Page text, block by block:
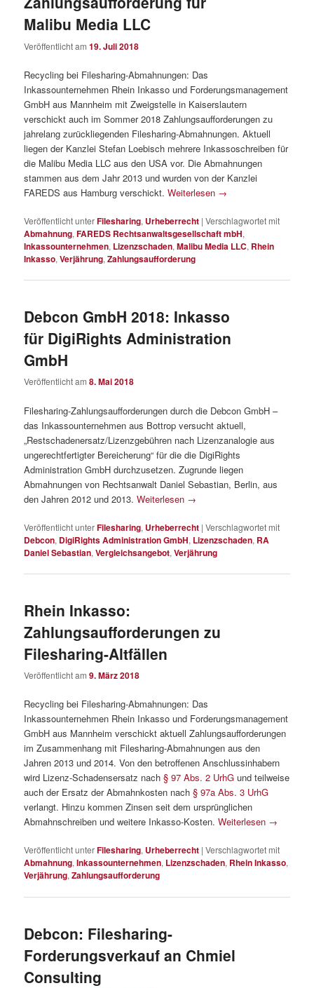
Malibu Media LLC
Veröffentlicht am19. Juli 2018
Recycling bei Filesharing-Abmahnungen: Das
Inkassounternehmen Rhein Inkasso und Forderungsmanagement
GmbH aus Mannheim mit Zweigstelle in Kaiserslautern
verschickt auch im Sommer 2018 Zahlungsaufforderungen zu
jahrelang zurückliegenden Filesharing-Abmahnungen. Aktuell
liegen der Kanzlei Stefan Loebisch mehrere Inkassoschreiben für
die Malibu Media LLC aus den USA vor. Die Abmahnungen
stammen aus dem Jahr 2013 und wurden von der Kanzlei
FAREDS aus Hamburg verschickt.Weiterlesen →
Veröffentlicht unterFilesharing, Urheberrecht |Verschlagwortet mit
Abmahnung,FAREDS Rechtsanwaltsgesellschaft mbH,
Inkassounternehmen, Lizenzschaden,Malibu Media LLC, Rhein
Inkasso,Verjährung,Zahlungsaufforderung
Debcon GmbH 2018: Inkasso
für DigiRights Administration
GmbH
Veröffentlicht am8. Mai 2018
Filesharing-Zahlungsaufforderungen durch die Debcon GmbH –
das Inkassounternehmen aus Bottrop versucht aktuell,
„Restschadenersatz/Lizenzgebühren nach Lizenzanalogie aus
ungerechtfertigter Bereicherung“ für die die DigiRights
Administration GmbH durchzusetzen. Zugrunde liegen
Abmahnungen von Rechtsanwalt Daniel Sebastian, Berlin, aus
den Jahren 2012 und 2013.Weiterlesen →
Veröffentlicht unterFilesharing, Urheberrecht |Verschlagwortet mit
Debcon, DigiRights Administration GmbH, Lizenzschaden, RA
Daniel Sebastian,Vergleichsangebot,Verjährung
Rhein Inkasso:
Zahlungsaufforderungen zu
Filesharing-Altfällen
Veröffentlicht am9. März 2018
Recycling bei Filesharing-Abmahnungen: Das
Inkassounternehmen Rhein Inkasso und Forderungsmanagement
GmbH aus Mannheim verschickt aktuell Zahlungsaufforderungen
im Zusammenhang mit Filesharing-Abmahnungen aus den
Jahren 2013 und 2014. Von den betroffenen Anschlussinhabern
wird Lizenz-Schadensersatz nach§ 97 Abs. 2 UrhG und teilweise
auch der Ersatz der Abmahnkosten nach§ 97a Abs. 3 UrhG
verlangt. Hinzu kommen Zinsen seit dem ursprünglichen
Abmahnschreiben und weitere Inkasso-Kosten.Weiterlesen →
Veröffentlicht unterFilesharing, Urheberrecht |Verschlagwortet mit
Abmahnung,Inkassounternehmen, Lizenzschaden, Rhein Inkasso,
Verjährung,Zahlungsaufforderung
Debcon: Filesharing-
Forderungsverkauf an Chmiel
Consulting